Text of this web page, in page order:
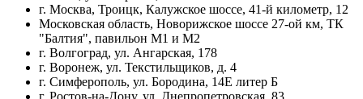
г. Москва, Троицк, Калужское шоссе, 41-й километр, 12
Московская область, Новорижское шоссе 27-ой км, ТК
"Балтия", павильон М1 и М2
г. Волгоград, ул. Ангарская, 178
г. Воронеж, ул. Текстильщиков, д. 4
г. Симферополь, ул. Бородина, 14Е литер Б